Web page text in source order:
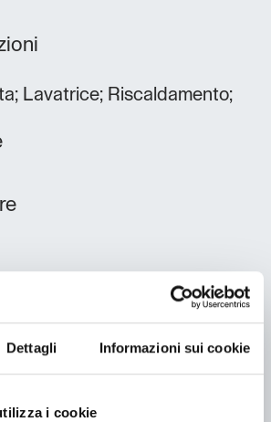
Dettagli Informazioni sui cookie
i cookie
Lavatrice; Riscaldamento;